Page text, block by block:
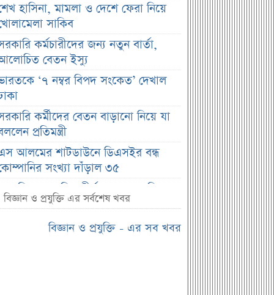
হাসিনা, মামলা ও দেশে ফেরা নিয়ে
সাকিব
কর্মচারীদের জন্য নতুন বার্তা,
বেতন ইস্যু
‘৭ নম্বর বিপদ সংকেত’ দেখাল
কর্মীদের বেতন বাড়ানো নিয়ে যা
প্রতিমন্ত্রী
আলমের শাটডাউনে ডিএসইর বন্ধ
সংখ্যা দাঁড়াল ৩৫
সাপ্তাহিক দর বৃদ্ধির শীর্ষ ১০ কোম্পানি
দর পতনের শীর্ষ ১০ কোম্পানি
সাপ্তাহিক লেনদেনের শীর্ষ ১০ কোম্পানি
বিজ্ঞান ও প্রযুক্তি এর সর্বশেষ খবর
বিজ্ঞান ও প্রযুক্তি - এর সব খবর